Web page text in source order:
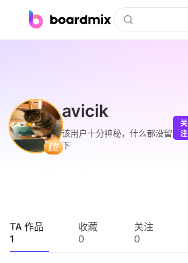
下载
会员
企业服务
avicik
该用户十分神秘，什么都没留
下
关
注
TA 作品
1
收藏
0
关注
0